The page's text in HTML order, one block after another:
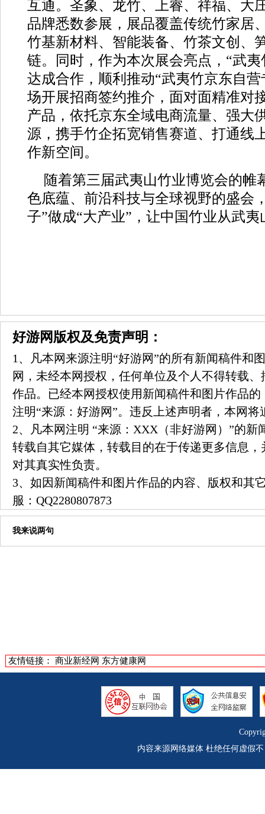
互通。圣象、龙竹、上睿、祥福、大
品牌悉数参展，展品覆盖传统竹家居
竹基新材料、智能装备、竹茶文创、
链。同时，作为本次展会亮点，“武
达成合作，顺利推动“武夷竹京东自
场开展招商签约推介，面对面精准对
产品，依托京东全域电商流量、强大
源，携手竹企拓宽销售赛道、打通线
作新空间。
随着第三届武夷山竹业博览会的帷
色底蕴、前沿科技与全球视野的盛会
子”做成“大产业”，让中国竹业从武
好游网版权及免责声明：
1、凡本网来源注明“好游网”的所有新闻稿件和
网，未经本网授权，任何单位及个人不得转载
作品。已经本网授权使用新闻稿件和图片作品
注明“来源：好游网”。违反上述声明者，本网
2、凡本网注明 “来源：XXX（非好游网）”的新
转载自其它媒体，转载目的在于传递更多信息
对其真实性负责。
3、如因新闻稿件和图片作品的内容、版权和其
服： QQ2280807873
我来说两句
友情链接： 商业新经网 东方健康网
内容来源网络媒体 杜绝任何虚假